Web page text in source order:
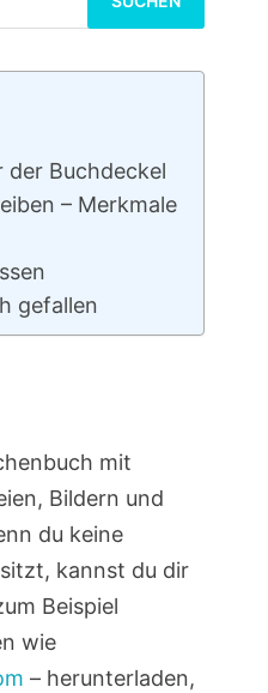
der Buchdeckel
– Merkmale
gefallen
mit
Bildern und
du keine
kannst du dir
Beispiel
wie
– herunterladen,